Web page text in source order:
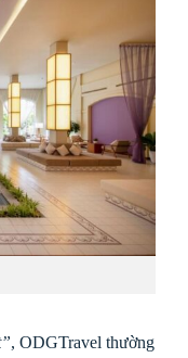
, ODGTravel thường